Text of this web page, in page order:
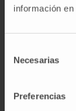
información
Necesarias
Preferencias
cuerpo
Las
como las